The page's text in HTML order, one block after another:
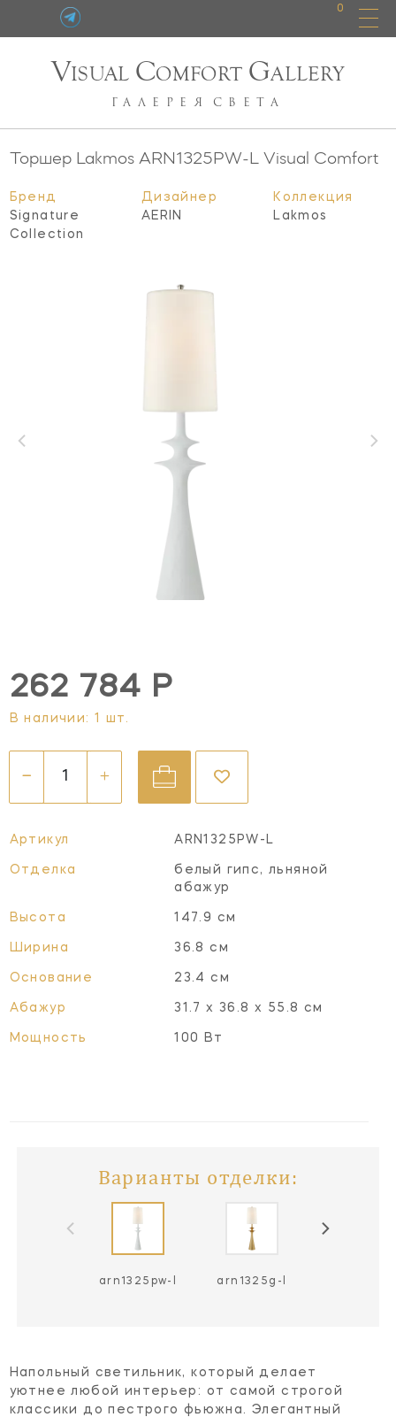
0
VISUAL COMFORT GALLERY
ГАЛЕРЕЯ СВЕТА
Торшер Lakmos ARN1325PW-L Visual Comfort
Бренд
Signature
Collection
Дизайнер
AERIN
Коллекция
Lakmos
262 784 Р
В наличии: 1 шт.
Артикул ARN1325PW-L
Отделка
белый гипс, льняной
абажур
Высота 147.9 см
Ширина 36.8 см
Основание 23.4 см
Абажур 31.7 х 36.8 х 55.8 см
Мощность 100 Вт
Варианты отделки:
arn1325pw-l arn1325g-l
Напольный светильник, который делает
уютнее любой интерьер: от самой строгой
классики до пестрого фьюжна. Элегантный